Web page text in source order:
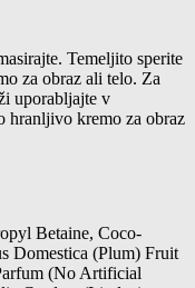
Temeljito sperite
za obraz ali telo. Za
uporabljajte v
hranljivo kremo za obraz
Betaine, Coco-
Domestica (Plum) Fruit
(No Artificial